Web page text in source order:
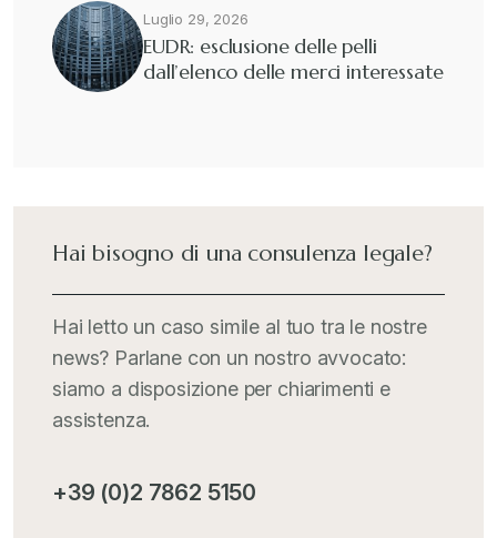
Fisco e tributi
Guide e Manuali
Iva comunitaria e nazionale
Luglio 29, 2026
EUDR: esclusione delle pelli
dall’elenco delle merci interessate
Hai bisogno di una consulenza legale?
Hai letto un caso simile al tuo tra le nostre
news? Parlane con un nostro avvocato:
siamo a disposizione per chiarimenti e
assistenza.
+39 (0)2 7862 5150